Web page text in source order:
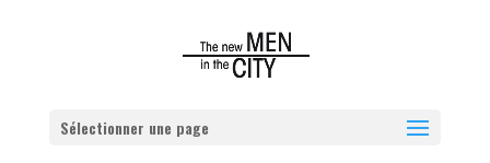
Sélectionner une page